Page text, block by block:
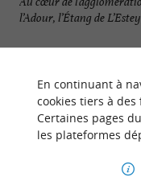
l’Adour, l’Étang de
En continuant à
cookies tiers à des
Certaines pages
les plateformes